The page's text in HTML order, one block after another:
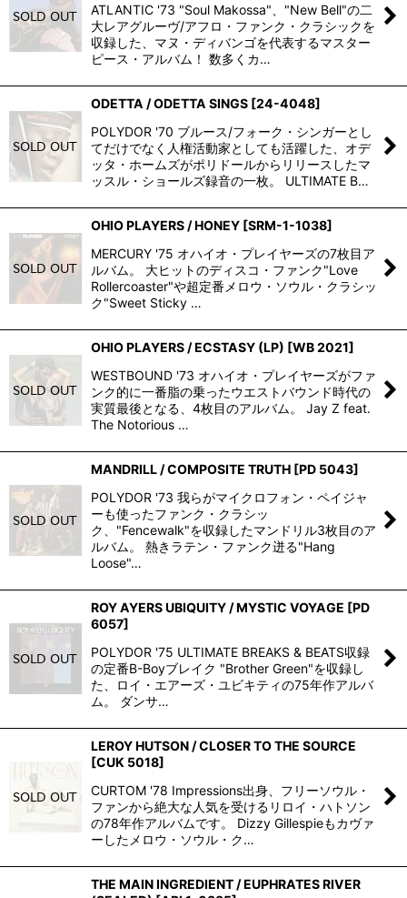
ATLANTIC '73 "Soul Makossa"、"New Bell"の二
大レアグルーヴ/アフロ・ファンク・クラシックを
収録した、マヌ・ディバンゴを代表するマスター
ピース・アルバム！ 数多くカ…
ODETTA / ODETTA SINGS [24-4048]
POLYDOR '70 ブルース/フォーク・シンガーとし
てだけでなく人権活動家としても活躍した、オデ
ッタ・ホームズがポリドールからリリースしたマ
ッスル・ショールズ録音の一枚。 ULTIMATE B…
OHIO PLAYERS / HONEY [SRM-1-1038]
MERCURY '75 オハイオ・プレイヤーズの7枚目ア
ルバム。 大ヒットのディスコ・ファンク"Love
Rollercoaster"や超定番メロウ・ソウル・クラシッ
ク"Sweet Sticky …
OHIO PLAYERS / ECSTASY (LP) [WB 2021]
WESTBOUND '73 オハイオ・プレイヤーズがファ
ンク的に一番脂の乗ったウエストバウンド時代の
実質最後となる、4枚目のアルバム。 Jay Z feat.
The Notorious …
MANDRILL / COMPOSITE TRUTH [PD 5043]
POLYDOR '73 我らがマイクロフォン・ペイジャ
ーも使ったファンク・クラシッ
ク、"Fencewalk"を収録したマンドリル3枚目のア
ルバム。 熱きラテン・ファンク迸る"Hang
Loose"…
ROY AYERS UBIQUITY / MYSTIC VOYAGE [PD
6057]
POLYDOR '75 ULTIMATE BREAKS & BEATS収録
の定番B-Boyブレイク "Brother Green"を収録し
た、ロイ・エアーズ・ユビキティの75年作アルバ
ム。 ダンサ…
LEROY HUTSON / CLOSER TO THE SOURCE
[CUK 5018]
CURTOM '78 Impressions出身、フリーソウル・
ファンから絶大な人気を受けるリロイ・ハトソン
の78年作アルバムです。 Dizzy Gillespieもカヴァ
ーしたメロウ・ソウル・ク…
THE MAIN INGREDIENT / EUPHRATES RIVER